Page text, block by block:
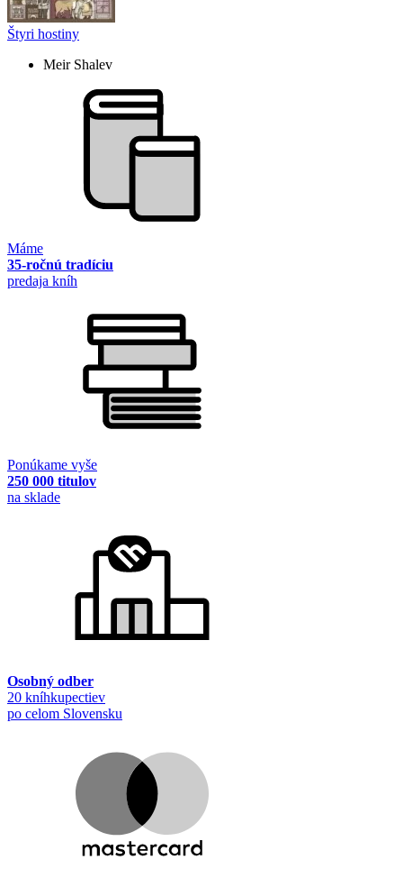
Štyri hostiny
Meir Shalev
Máme
35-ročnú tradíciu
predaja kníh
Ponúkame vyše
250 000 titulov
na sklade
Osobný odber
20 kníhkupectiev
po celom Slovensku